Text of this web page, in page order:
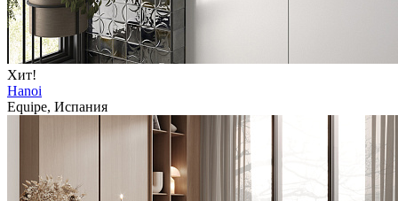
Хит!
Hanoi
Equipe, Испания